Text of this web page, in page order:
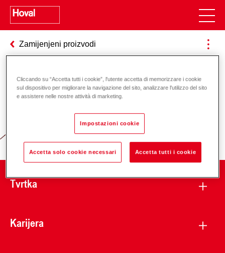
Zamijenjeni proizvodi
Odgovornost za energiju i okoliš
Tvrtka
Karijera
Cliccando su “Accetta tutti i cookie”, l'utente accetta di memorizzare i cookie
sul dispositivo per migliorare la navigazione del sito, analizzare l'utilizzo del sito
e assistere nelle nostre attività di marketing.
Impostazioni cookie
Accetta solo cookie necessari Accetta tutti i cookie